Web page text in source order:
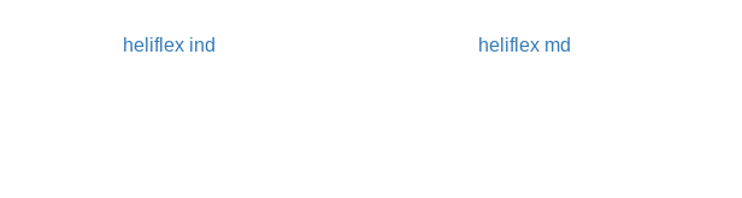
heliflex ind heliflex md